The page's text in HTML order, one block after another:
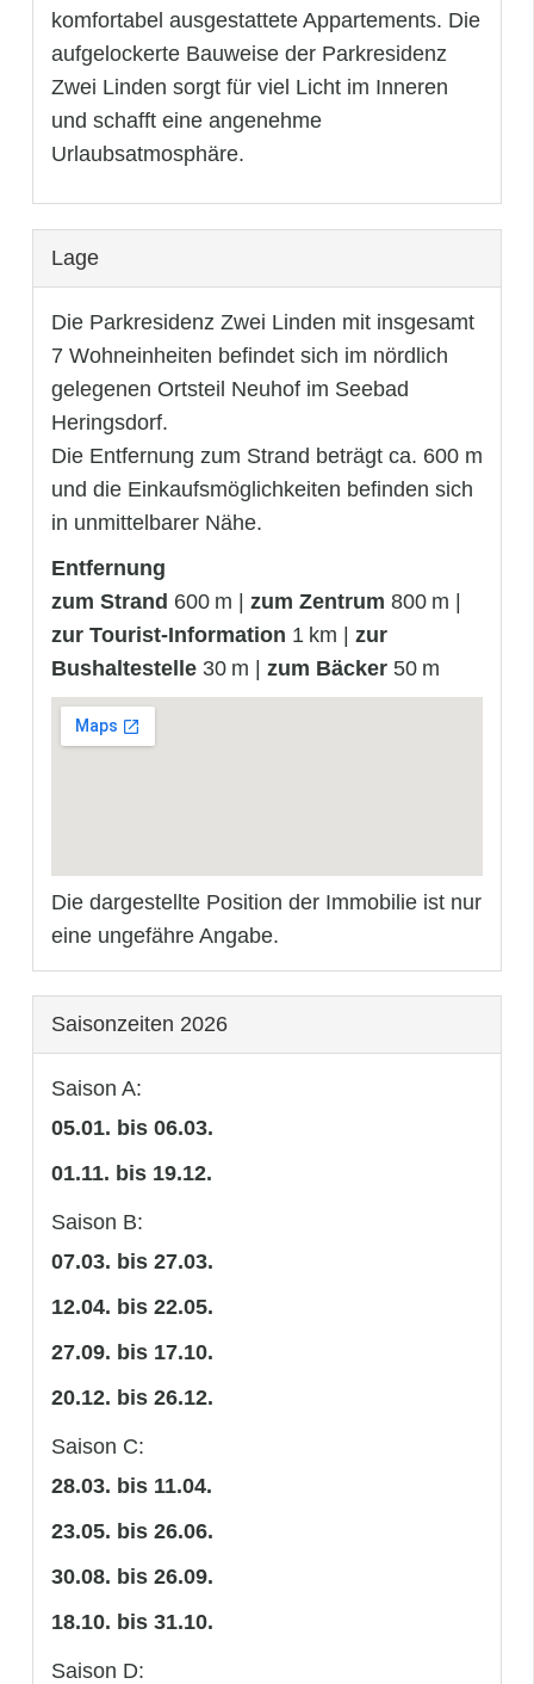
komfortabel ausgestattete Appartements. Die
aufgelockerte Bauweise der Parkresidenz
Zwei Linden sorgt für viel Licht im Inneren
und schafft eine angenehme
Urlaubsatmosphäre.
Lage
Die Parkresidenz Zwei Linden mit insgesamt
7 Wohneinheiten befindet sich im nördlich
gelegenen Ortsteil Neuhof im Seebad
Heringsdorf.
Die Entfernung zum Strand beträgt ca. 600 m
und die Einkaufsmöglichkeiten befinden sich
in unmittelbarer Nähe.
Entfernung
zum Strand 600 m | zum Zentrum 800 m |
zur Tourist-Information 1 km | zur
Bushaltestelle 30 m | zum Bäcker 50 m
Die dargestellte Position der Immobilie ist nur
eine ungefähre Angabe.
Saisonzeiten 2026
Saison A:
05.01. bis 06.03.
01.11. bis 19.12.
Saison B:
07.03. bis 27.03.
12.04. bis 22.05.
27.09. bis 17.10.
20.12. bis 26.12.
Saison C:
28.03. bis 11.04.
23.05. bis 26.06.
30.08. bis 26.09.
18.10. bis 31.10.
Saison D: